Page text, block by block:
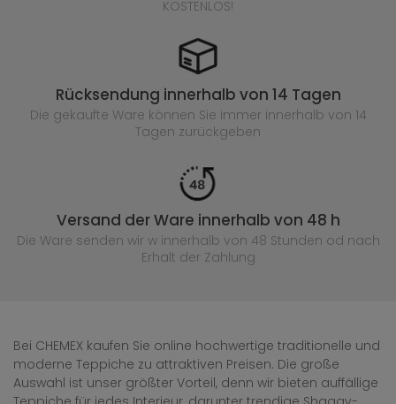
KOSTENLOS!
Rücksendung innerhalb von 14 Tagen
Die gekaufte Ware können Sie immer innerhalb von 14
Tagen zurückgeben
Versand der Ware innerhalb von 48 h
Die Ware senden wir w innerhalb von 48 Stunden od nach
Erhalt der Zahlung
Bei CHEMEX kaufen Sie online hochwertige traditionelle und
moderne Teppiche zu attraktiven Preisen. Die große
Auswahl ist unser größter Vorteil, denn wir bieten auffällige